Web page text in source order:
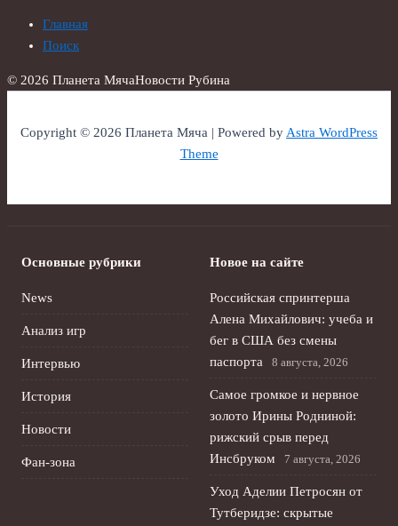
Главная
Поиск
© 2026 Планета МячаНовости Рубина
Copyright © 2026 Планета Мяча | Powered byAstra WordPress
Theme
Основные рубрики
News
Анализ игр
Интервью
История
Новости
Фан-зона
Новое на сайте
Российская спринтерша
Алена Михайлович: учеба и
бег в США без смены
паспорта
8 августа, 2026
Самое громкое и нервное
золото Ирины Родниной:
рижский срыв перед
Инсбруком
7 августа, 2026
Уход Аделии Петросян от
Тутберидзе: скрытые